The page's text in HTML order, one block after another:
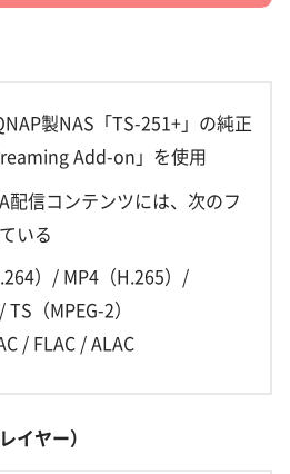
製NAS「TS-251+」の純正
Add-on」を使用
配信コンテンツには、次のフ
いる
）/ MP4（H.265）/
（MPEG-2）
/ FLAC / ALAC
イヤー）